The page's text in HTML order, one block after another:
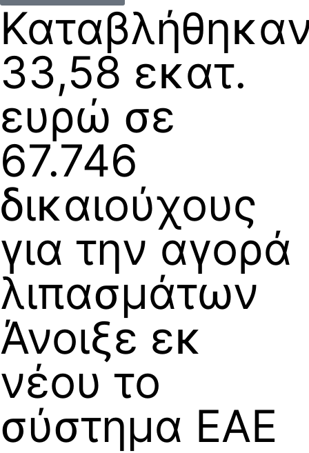
33,58 εκατ.
ευρώ σε
67.746
δικαιούχους
για την αγορά
λιπασμάτων
Άνοιξε εκ
νέου το
σύστημα ΕΑΕ